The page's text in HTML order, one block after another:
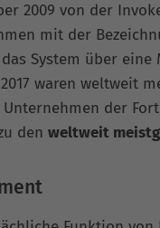
2009 von der
mit der
System über
waren weltweit
der
den weltweit